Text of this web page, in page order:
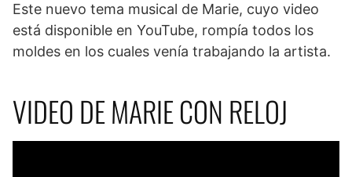
Este nuevo tema musical de Marie, cuyo video
está disponible en YouTube, rompía todos los
moldes en los cuales venía trabajando la artista.
VIDEO DE MARIE CON RELOJ